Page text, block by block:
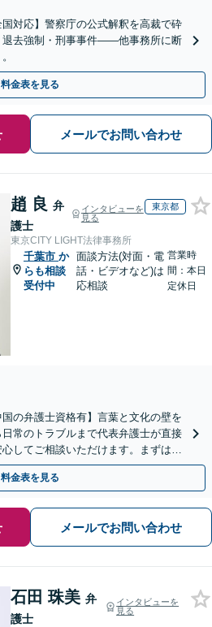
国対応】警察庁の公式解釈を高裁で砕
退去強制・刑事事件——他事務所に断
料金表を見る
メールでお問い合わせ
趙 良 弁
護士
インタビューを
見る
東京都
東京CITY LIGHT法律事務所
千葉市 か
らも相談
受付中
面談方法(対面・電
話・ビデオなど)は
応相談
営業時
間：本日
定休日
国の弁護士資格有】言葉と文化の壁を
常のトラブルまで代表弁護士が直接
してご相談いただけます。まずは一
回相談無料】
料金表を見る
メールでお問い合わせ
石田 珠美 弁
護士
インタビューを
見る